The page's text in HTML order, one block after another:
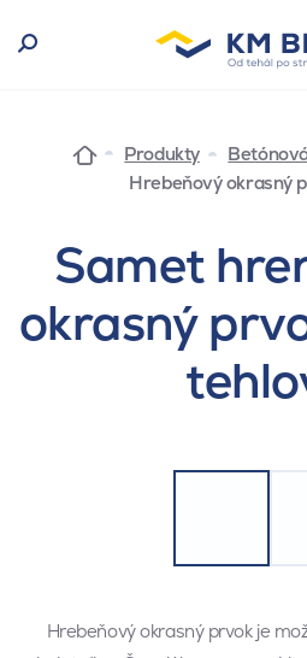
Produkty
Hrebeňový okrasný
Samet
okrasný
Hrebeňový okrasný prvok je